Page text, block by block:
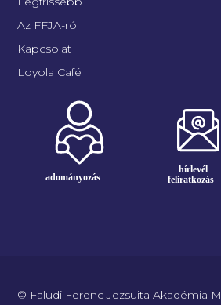
Az FFJA-ról
Kapcsolat
Loyola Café
© Faludi Ferenc Jezsuita Akadémia